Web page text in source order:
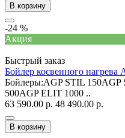
В корзину
-24 %
Акция
Быстрый заказ
Бойлер косвенного нагрева
Бойлеры:AGP STIL 150AGP
500AGP ELIT 1000 ..
63 590.00 р. 48 490.00 р.
В корзину